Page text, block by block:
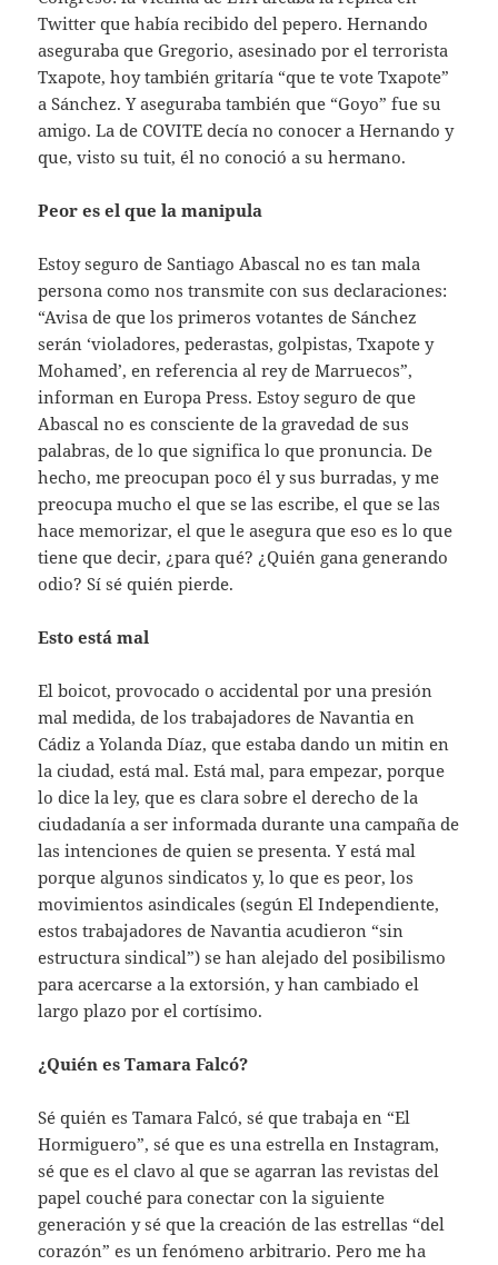
Twitter que había recibido del pepero. Hernando
aseguraba que Gregorio, asesinado por el terrorista
Txapote, hoy también gritaría “que te vote Txapote”
a Sánchez. Y aseguraba también que “Goyo” fue su
amigo. La de COVITE decía no conocer a Hernando y
que, visto su tuit, él no conoció a su hermano.
Peor es el que la manipula
Estoy seguro de Santiago Abascal no es tan mala
persona como nos transmite con sus declaraciones:
“Avisa de que los primeros votantes de Sánchez
serán ‘violadores, pederastas, golpistas, Txapote y
Mohamed’, en referencia al rey de Marruecos”,
informan en Europa Press. Estoy seguro de que
Abascal no es consciente de la gravedad de sus
palabras, de lo que significa lo que pronuncia. De
hecho, me preocupan poco él y sus burradas, y me
preocupa mucho el que se las escribe, el que se las
hace memorizar, el que le asegura que eso es lo que
tiene que decir, ¿para qué? ¿Quién gana generando
odio? Sí sé quién pierde.
Esto está mal
El boicot, provocado o accidental por una presión
mal medida, de los trabajadores de Navantia en
Cádiz a Yolanda Díaz, que estaba dando un mitin en
la ciudad, está mal. Está mal, para empezar, porque
lo dice la ley, que es clara sobre el derecho de la
ciudadanía a ser informada durante una campaña de
las intenciones de quien se presenta. Y está mal
porque algunos sindicatos y, lo que es peor, los
movimientos asindicales (según El Independiente,
estos trabajadores de Navantia acudieron “sin
estructura sindical”) se han alejado del posibilismo
para acercarse a la extorsión, y han cambiado el
largo plazo por el cortísimo.
¿Quién es Tamara Falcó?
Sé quién es Tamara Falcó, sé que trabaja en “El
Hormiguero”, sé que es una estrella en Instagram,
sé que es el clavo al que se agarran las revistas del
papel couché para conectar con la siguiente
generación y sé que la creación de las estrellas “del
corazón” es un fenómeno arbitrario. Pero me ha